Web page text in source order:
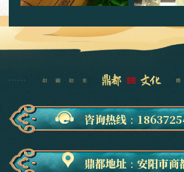
咨询热线：
鼎都地址：安阳市商